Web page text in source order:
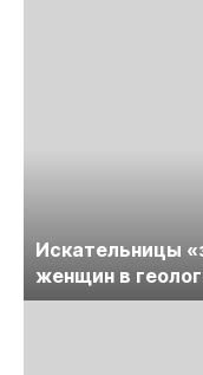
Искательницы
женщин в